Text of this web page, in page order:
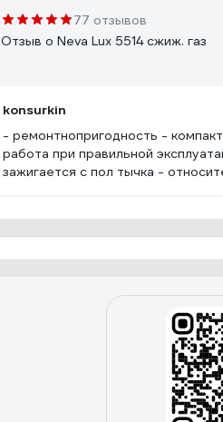
77 отзывов
Отзыв о Neva Lux 5514 сжиж. газ
konsurkin
- ремонтнопригодность -
работа при правильной
зажигается с пол тычка -